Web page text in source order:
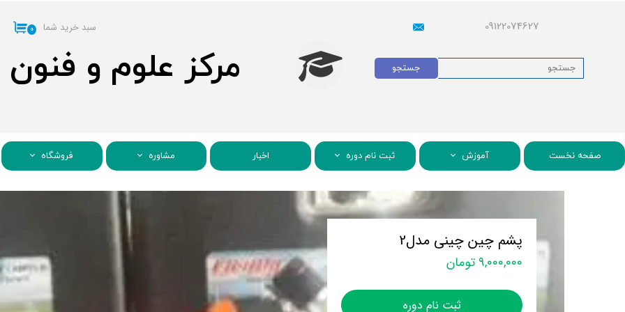
09122074627
مرکز علوم و فنون
۰ سبد خرید شما
جستجو
صفحه نخست آموزش ثبت نام دوره اخبار مشاوره فروشگاه
پشم چین چینی مدل2
۹,۰۰۰,۰۰۰ تومان
ثبت نام دوره